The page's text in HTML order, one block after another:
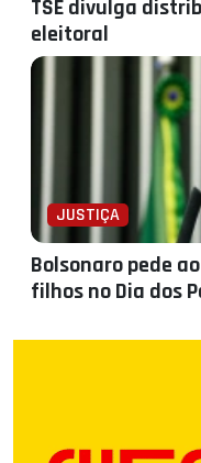
TSE divulga
eleitoral
JUSTIÇA
Bolsonaro pede
filhos no Dia dos